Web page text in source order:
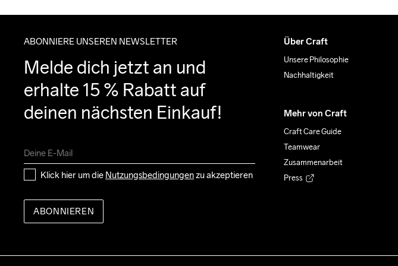
ABONNIERE UNSEREN NEWSLETTER
Melde dich jetzt an und
erhalte 15 % Rabatt auf
deinen nächsten Einkauf!
Klick hier um die Nutzungsbedingungen zu akzeptieren
ABONNIEREN
Über Craft
Unsere Philosophie
Nachhaltigkeit
Mehr von Craft
Craft Care Guide
Teamwear
Zusammenarbeit
Press